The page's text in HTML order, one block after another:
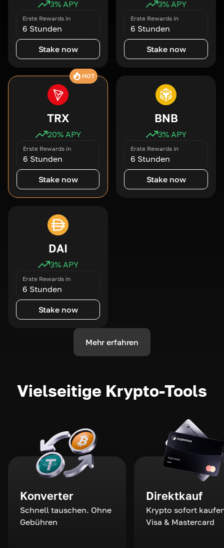
3% APY
Erste Rewards in
6 Stunden
Stake now
3% APY
Erste Rewards in
6 Stunden
Stake now
HOT
TRX
20% APY
Erste Rewards in
6 Stunden
Stake now
BNB
3% APY
Erste Rewards in
6 Stunden
Stake now
DAI
3% APY
Erste Rewards in
6 Stunden
Stake now
Mehr erfahren
Vielseitige Krypto-Tools
Konverter
Schnell tauschen. Ohne
Gebühren
Direktkauf
Krypto sofort
Visa & Mastercard